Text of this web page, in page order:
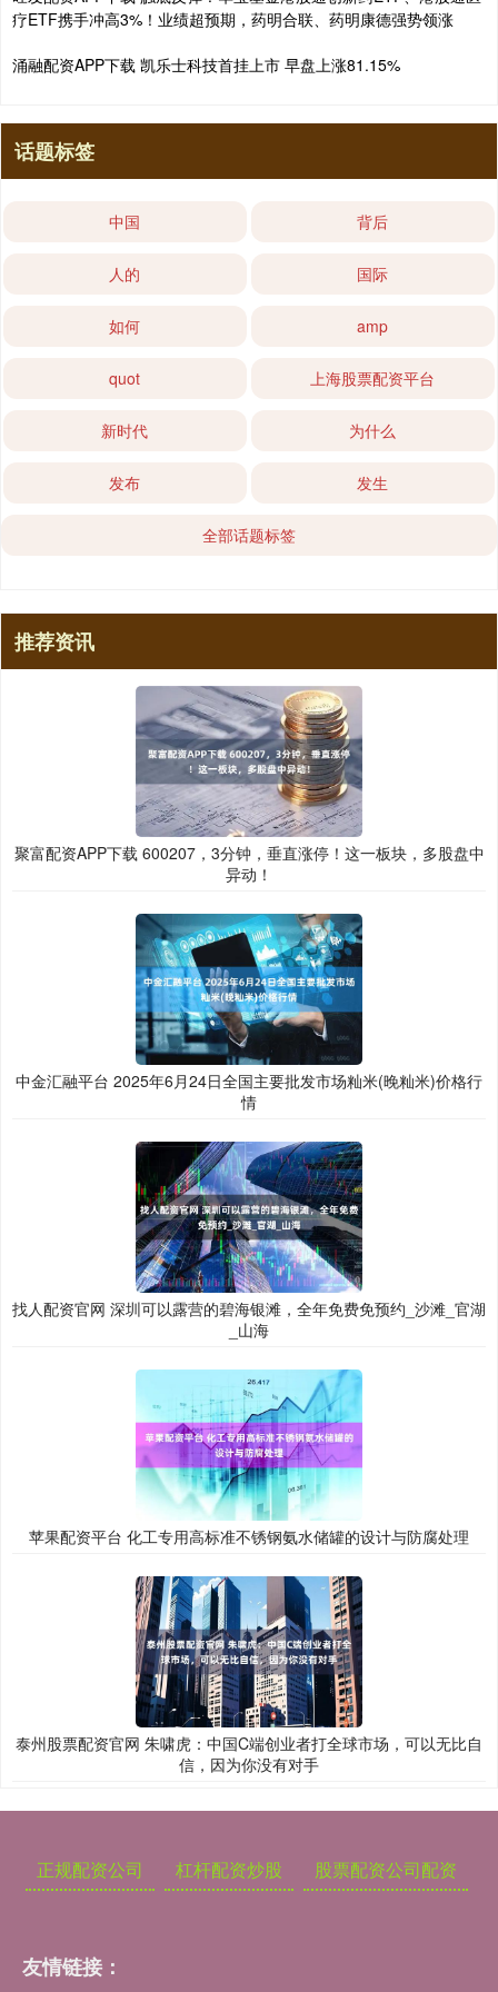
疗ETF携手冲高3%！业绩超预期，药明合联、药明康德强势领涨
涌融配资APP下载 凯乐士科技首挂上市 早盘上涨81.15%
话题标签
中国 背后
人的 国际
如何 amp
quot 上海股票配资平台
新时代 为什么
发布 发生
全部话题标签
推荐资讯
聚富配资APP下载 600207，3分钟，垂直涨停！这一板块，多股盘中
异动！
中金汇融平台 2025年6月24日全国主要批发市场籼米(晚籼米)价格行
情
找人配资官网 深圳可以露营的碧海银滩，全年免费免预约_沙滩_官湖
_山海
苹果配资平台 化工专用高标准不锈钢氨水储罐的设计与防腐处理
泰州股票配资官网 朱啸虎：中国C端创业者打全球市场，可以无比自
信，因为你没有对手
正规配资公司 杠杆配资炒股 股票配资公司配资
友情链接：